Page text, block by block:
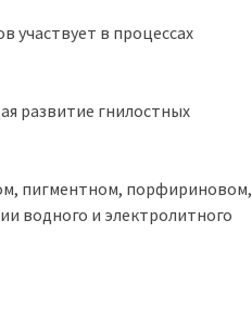
участвует в процессах
развитие гнилостных
пигментном, порфириновом,
водного и электролитного